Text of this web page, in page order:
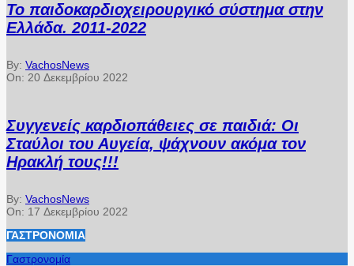
Το παιδοκαρδιοχειρουργικό σύστημα στην
Ελλάδα. 2011-2022
By: VachosNews
On: 20 Δεκεμβρίου 2022
Συγγενείς καρδιοπάθειες σε παιδιά: Οι
Σταύλοι του Αυγεία, ψάχνουν ακόμα τον
Ηρακλή τους!!!
By: VachosNews
On: 17 Δεκεμβρίου 2022
ΓΑΣΤΡΟΝΟΜΊΑ
Γαστρονομία